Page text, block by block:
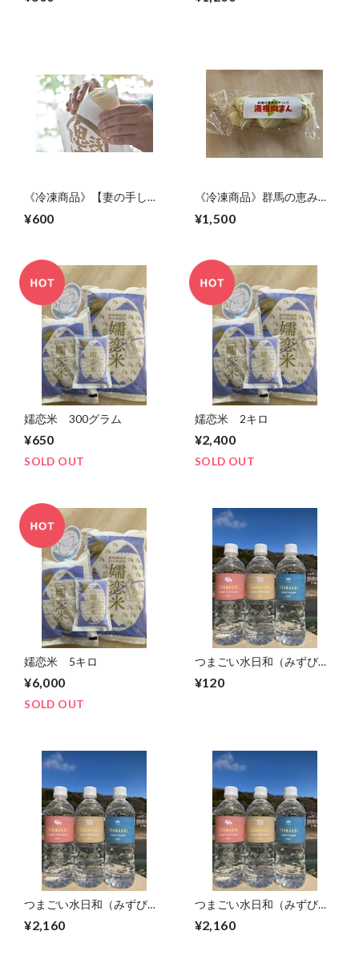
《冷凍商品》【妻の手しご
¥600
《冷凍商品》群馬の恵みが
ジですか！嬬恋産花豆びっ
¥1,500
嬬恋米 300グラム
¥650
SOLD OUT
嬬恋米 2キロ
¥2,400
SOLD OUT
嬬恋米 5キロ
¥6,000
SOLD OUT
つまごい水日和（みずびよ
¥120
つまごい水日和（みずびよ
¥2,160
つまごい水日和（みずびよ
¥2,160